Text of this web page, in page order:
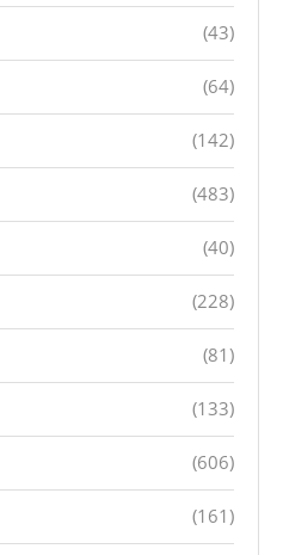
(43)
(64)
(142)
(483)
(40)
(228)
(81)
(133)
(606)
(161)